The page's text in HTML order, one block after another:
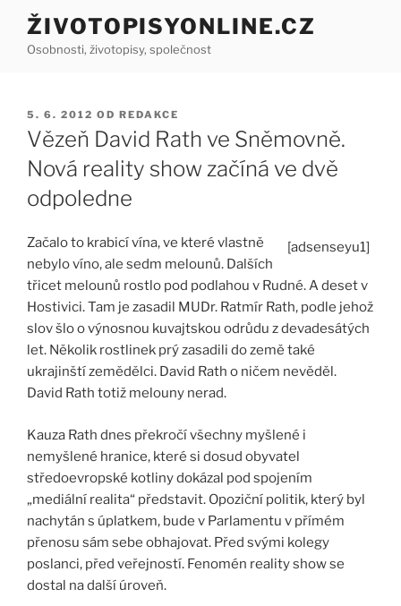
Přejít
obsahu
ŽIVOTOPISYONLINE.CZ
Osobnosti, životopisy, společnost
PUBLIKOVÁNO
5. 6. 2012 OD REDAKCE
Vězeň David Rath ve Sněmovně.
Nová reality show začíná ve dvě
odpoledne
[adsenseyu1]
Začalo to krabicí vína, ve které vlastně
nebylo víno, ale sedm melounů. Dalších
třicet melounů rostlo pod podlahou v Rudné. A deset v
Hostivici. Tam je zasadil MUDr. Ratmír Rath, podle jehož
slov šlo o výnosnou kuvajtskou odrůdu z devadesátých
let. Několik rostlinek prý zasadili do země také
ukrajinští zemědělci. David Rath o ničem nevěděl.
David Rath totiž melouny nerad.
Kauza Rath dnes překročí všechny myšlené i
nemyšlené hranice, které si dosud obyvatel
středoevropské kotliny dokázal pod spojením
„mediální realita“ představit. Opoziční politik, který byl
nachytán s úplatkem, bude v Parlamentu v přímém
přenosu sám sebe obhajovat. Před svými kolegy
poslanci, před veřejností. Fenomén reality show se
dostal na další úroveň.